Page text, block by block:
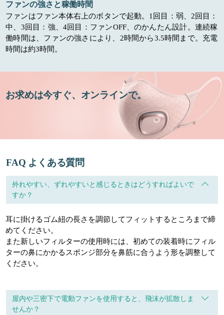
ファンの強さと稼働時間
ファンはファン本体右上のボタンで起動。1回目：弱、2回目：
中、3回目：強、4回目：ファンOFF、のかんたん設計。連続稼
働時間は、ファンの強さにより、2時間から3.5時間まで。充電
時間は約3時間。
お求めは今すぐ、オンラインで。
FAQ よくある質問
外れやすい、ずれやすいと感じるときはどうすればよいで
すか？
耳に掛けるゴム紐の長さを調節してフィットするところまで締
めてください。
また新しいフィルターの使用時には、初めての装着時にフィル
ターの鼻にかかるスポンジ部分を鼻筋に合うよう形を調整して
ください。
屋内や三密下で電動ファンを使用すると、飛沫が拡散しま
せんか？